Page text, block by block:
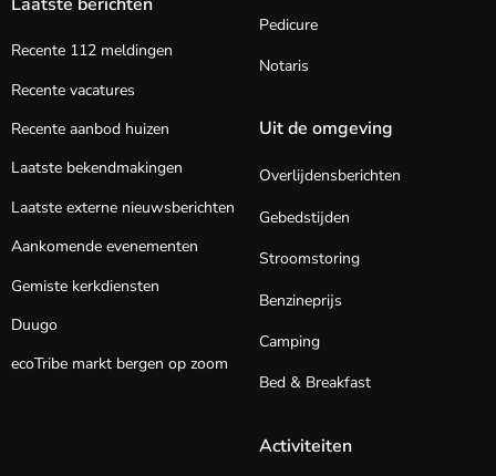
Recente 112 meldingen
Recente vacatures
Recente aanbod huizen
Laatste bekendmakingen
Laatste externe nieuwsberichten
Aankomende evenementen
Gemiste kerkdiensten
Duugo
ecoTribe markt bergen op zoom
Pedicure
Notaris
Uit de omgeving
Overlijdensberichten
Gebedstijden
Stroomstoring
Benzineprijs
Camping
Bed & Breakfast
Activiteiten